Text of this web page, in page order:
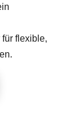
flexible,